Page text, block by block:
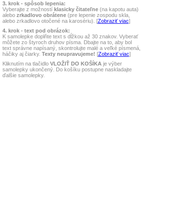
3. krok - spôsob lepenia:
Vyberajte z možností klasicky čitateľne(na kapotu auta)
alebo zrkadlovo obrátene(pre lepenie zospodu skla,
alebo zrkadlovo otočené na karosériu). [Zobraziť viac]
4. krok - text pod obrázok:
K samolepke doplňte text s dĺžkou až 30 znakov. Vyberať
môžete zo štyroch druhov písma. Dbajte na to, aby bol
text správne napísaný, skontrolujte malé a veľké písmená,
háčiky aj čiarky. Texty neupravujeme! [Zobraziť viac]
Kliknutím na tlačidlo VLOŽIŤ DO KOŠÍKA je výber
samolepky ukončený. Do košíku postupne naskladajte
ďalšie samolepky.